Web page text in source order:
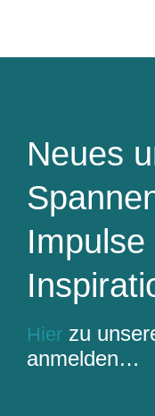
Neues
Impulse
Hier zu
anmelden…